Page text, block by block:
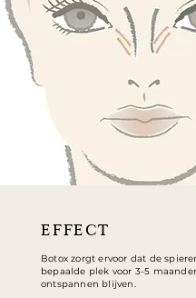
EFFECT
Botox zorgt ervoor dat de
bepaalde plek voor 3-5
ontspannen blijven.